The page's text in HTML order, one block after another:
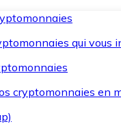
qui vous
cryptomonnaies en